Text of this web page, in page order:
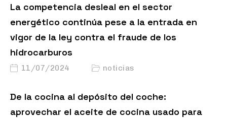
La competencia desleal en el sector
energético continúa pese a la entrada en
vigor de la ley contra el fraude de los
hidrocarburos
11/07/2024 noticias
De la cocina al depósito del coche:
aprovechar el aceite de cocina usado para